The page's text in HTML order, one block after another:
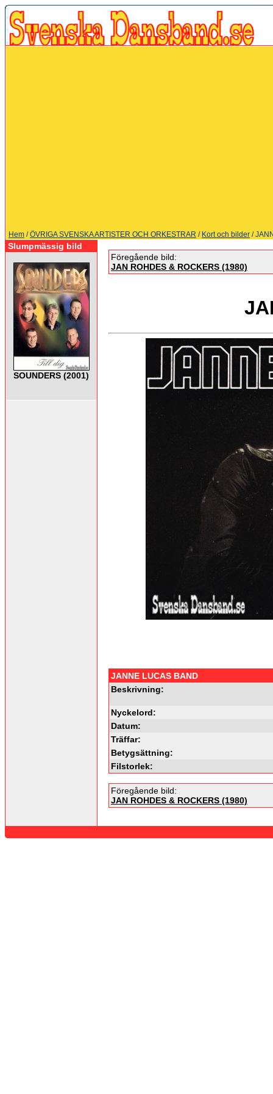
Hem /ÖVRIGA SVENSKA ARTISTER OCH ORKESTRAR / Kort och bilder /
Slumpmässig bild
SOUNDERS (2001)
Föregående bild:
JAN ROHDES & ROCKERS (1980)
JANNE LUCAS BAND
Beskrivning:
Nyckelord:
Datum:
Träffar:
Betygsättning:
Filstorlek:
Föregående bild:
JAN ROHDES & ROCKERS (1980)